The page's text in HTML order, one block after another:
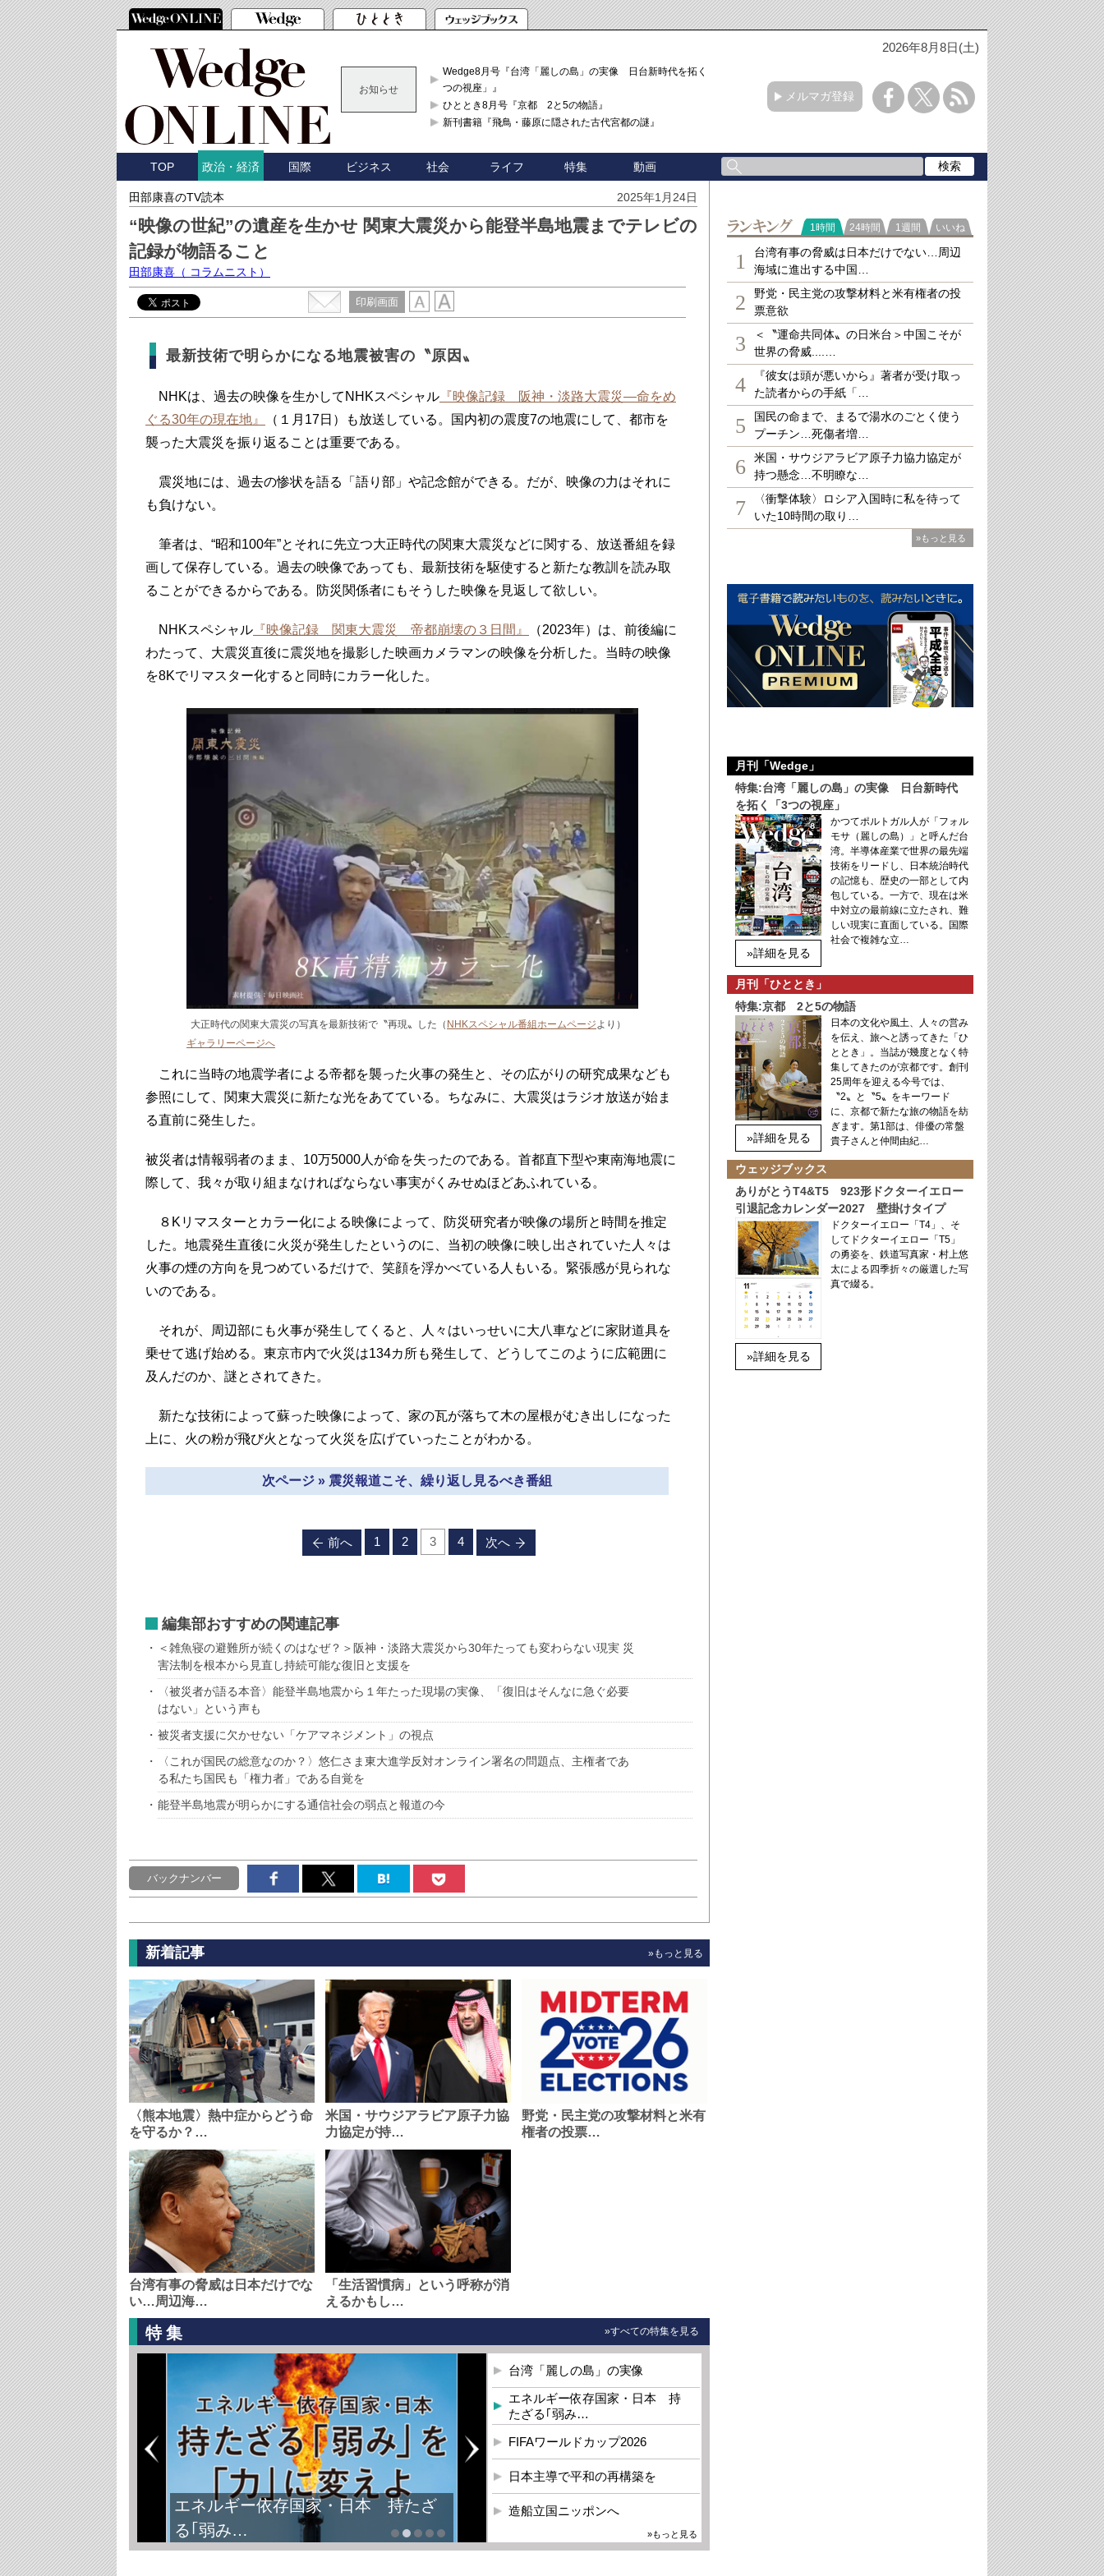
2026年8月8日(土)
お知らせ
Wedge8月号『台湾「麗しの島」の実像 日台新時代を拓く「3
つの視座」』
ひととき8月号『京都 2と5の物語』
新刊書籍『飛鳥・藤原に隠された古代宮都の謎』
メルマガ登録
TOP 政治・経済 国際 ビジネス 社会 ライフ 特集 動画
田部康喜のTV読本 2025年1月24日
“映像の世紀”の遺産を生かせ 関東大震災から能登半島地震までテレビの
記録が物語ること
田部康喜 （ コラムニスト）
印刷画面
最新技術で明らかになる地震被害の〝原因〟
NHKは、過去の映像を生かしてNHKスペシャル 『映像記録 阪神・淡路大震災―命をめ
ぐる30年の現在地』
（１月17日）も放送している。国内初の震度7の地震にして、都市を
襲った大震災を振り返ることは重要である。
震災地には、過去の惨状を語る「語り部」や記念館ができる。だが、映像の力はそれに
も負けない。
筆者は、“昭和100年”とそれに先立つ大正時代の関東大震災などに関する、放送番組を録
画して保存している。過去の映像であっても、最新技術を駆使すると新たな教訓を読み取
ることができるからである。防災関係者にもそうした映像を見返して欲しい。
NHKスペシャル 『映像記録 関東大震災 帝都崩壊の３日間』
（2023年）は、前後編に
わたって、大震災直後に震災地を撮影した映画カメラマンの映像を分析した。当時の映像
を8Kでリマスター化すると同時にカラー化した。
大正時代の関東大震災の写真を最新技術で〝再現〟した（ NHKスペシャル番組ホームページより）
ギャラリーページへ
これに当時の地震学者による帝都を襲った火事の発生と、その広がりの研究成果なども
参照にして、関東大震災に新たな光をあてている。ちなみに、大震災はラジオ放送が始ま
る直前に発生した。
被災者は情報弱者のまま、10万5000人が命を失ったのである。首都直下型や東南海地震に
際して、我々が取り組まなければならない事実がくみせぬほどあふれている。
８Kリマスターとカラー化による映像によって、防災研究者が映像の場所と時間を推定
した。地震発生直後に火災が発生したというのに、当初の映像に映し出されていた人々は
火事の煙の方向を見つめているだけで、笑顔を浮かべている人もいる。緊張感が見られな
いのである。
それが、周辺部にも火事が発生してくると、人々はいっせいに大八車などに家財道具を
乗せて逃げ始める。東京市内で火災は134カ所も発生して、どうしてこのように広範囲に
及んだのか、謎とされてきた。
新たな技術によって蘇った映像によって、家の瓦が落ちて木の屋根がむき出しになった
上に、火の粉が飛び火となって火災を広げていったことがわかる。
次ページ » 震災報道こそ、繰り返し見るべき番組
前へ 1 2 3 4 次へ
編集部おすすめの関連記事
＜雑魚寝の避難所が続くのはなぜ？＞阪神・淡路大震災から30年たっても変わらない現実 災
害法制を根本から見直し持続可能な復旧と支援を
〈被災者が語る本音〉能登半島地震から１年たった現場の実像、「復旧はそんなに急ぐ必要
はない」という声も
被災者支援に欠かせない「ケアマネジメント」の視点
〈これが国民の総意なのか？〉悠仁さま東大進学反対オンライン署名の問題点、主権者であ
る私たち国民も「権力者」である自覚を
能登半島地震が明らかにする通信社会の弱点と報道の今
バックナンバー
新着記事 »もっと見る
〈熊本地震〉熱中症からどう命
を守るか？…
米国・サウジアラビア原子力協
力協定が持…
野党・民主党の攻撃材料と米有
権者の投票…
台湾有事の脅威は日本だけでな
い…周辺海…
「生活習慣病」という呼称が消
えるかもし…
特集 »すべての特集を見る
エネルギー依存国家・日本 持たざ
る｢弱み…
台湾「麗しの島」の実像
エネルギー依存国家・日本 持
たざる｢弱み…
FIFAワールドカップ2026
日本主導で平和の再構築を
造船立国ニッポンへ
»もっと見る
ランキング
1時間 24時間 1週間 いいね
1
台湾有事の脅威は日本だけでない…周辺
海域に進出する中国…
2
野党・民主党の攻撃材料と米有権者の投
票意欲
3
＜〝運命共同体〟の日米台＞中国こそが
世界の脅威....…
4
『彼女は頭が悪いから』著者が受け取っ
た読者からの手紙「…
5
国民の命まで、まるで湯水のごとく使う
プーチン…死傷者増…
6
米国・サウジアラビア原子力協力協定が
持つ懸念…不明瞭な…
7
〈衝撃体験〉ロシア入国時に私を待って
いた10時間の取り…
»もっと見る
月刊「Wedge」
特集:台湾「麗しの島」の実像 日台新時代
を拓く「3つの視座」
»詳細を見る
かつてポルトガル人が「フォル
モサ（麗しの島）」と呼んだ台
湾。半導体産業で世界の最先端
技術をリードし、日本統治時代
の記憶も、歴史の一部として内
包している。一方で、現在は米
中対立の最前線に立たされ、難
しい現実に直面している。国際
社会で複雑な立…
月刊「ひととき」
特集:京都 2と5の物語
»詳細を見る
日本の文化や風土、人々の営み
を伝え、旅へと誘ってきた「ひ
ととき」。当誌が幾度となく特
集してきたのが京都です。創刊
25周年を迎える今号では、
〝2〟と〝5〟をキーワード
に、京都で新たな旅の物語を紡
ぎます。第1部は、俳優の常盤
貴子さんと仲間由紀…
ウェッジブックス
ありがとうT4&T5 923形ドクターイエロー
引退記念カレンダー2027 壁掛けタイプ
»詳細を見る
ドクターイエロー「T4」、そ
してドクターイエロー「T5」
の勇姿を、鉄道写真家・村上悠
太による四季折々の厳選した写
真で綴る。